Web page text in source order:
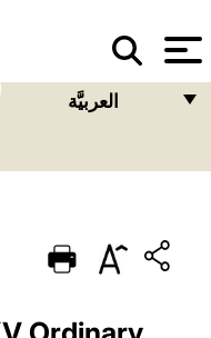
العربيَّة
PORTUGUÊS
ESPAÑOL